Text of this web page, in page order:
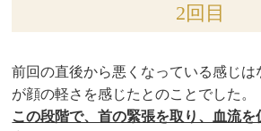
2回目
前回の直後から悪くなっている感じ
が顔の軽さを感じたとのことでした。
この段階で、首の緊張を取り、血流